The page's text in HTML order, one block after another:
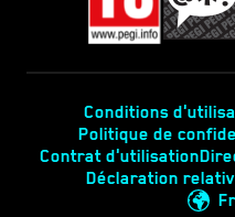
Conditions
Politique de
Contrat d'utilisation
Déclaration